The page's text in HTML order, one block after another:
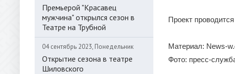
Премьерой "Красавец
мужчина" открылся сезон в
Театре на Трубной
04 сентябрь 2023, Понедельник
Открытие сезона в театре
Шиловского
Проект
Материал: News-
Фото: пресс-